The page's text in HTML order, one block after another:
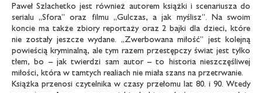
Paweł Szlachetko jest również autorem książki i scenariusza do
serialu „Sfora” oraz filmu „Gulczas, a jak myślisz”. Na swoim
koncie ma także zbiory reportaży oraz 2 bajki dla dzieci, które
nie zostały jeszcze wydane. „Zwerbowana miłość” jest kolejną
powieścią kryminalną, ale tym razem przestępczy świat jest tylko
tłem, bo – jak twierdzi sam autor – to historia nieszczęśliwej
miłości, która w tamtych realiach nie miała szans na przetrwanie.
Książka przenosi czytelnika w czasy przełomu lat 80. i 90. Wtedy